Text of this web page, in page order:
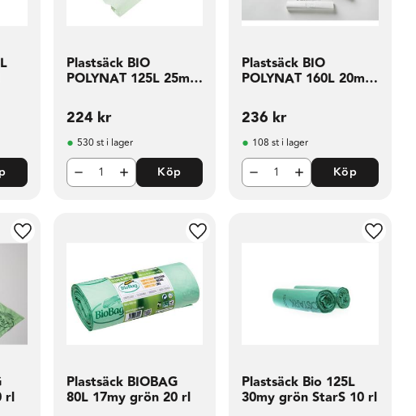
Plastsäck BIO
POLYNAT 125L 25my
224kr
530 st i lager
Köp
Plastsäck BIO
POLYNAT 160L 20my
236 kr
108 st i lager
Köp
rl
Lägg till i favoriter
Plastsäck BIOBAG
80L 17my grön 20 rl
Lägg till i favoriter
Plastsäck Bio 125L
30my grön StarS 10 rl
Lägg